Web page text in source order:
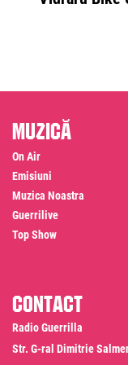
Muzică
On Air
Emisiuni
Muzica Noastra
Guerrilive
Top Show
Contact
Radio Guerrilla
Str. G-ral Dimitrie